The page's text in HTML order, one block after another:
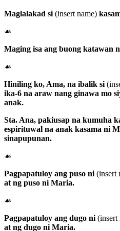
Maglalakad si (insert name)
☙
Maging isa ang buong katawan
☙
Hiniling ko, Ama, na ibalik si
ika-6 na araw nang ginawa mo
anak.
Sta. Ana, pakiusap na kumuha
espirituwal na anak kasama ni
sinapupunan.
☙
Pagpapatuloy ang puso ni (insert
at ng puso ni Maria.
☙
Pagpapatuloy ang dugo ni (insert
at ng dugo ni Maria.